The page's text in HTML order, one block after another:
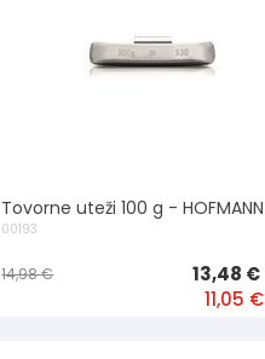
Tovorne uteži 100 g - HOFMANN
00193
14,98 €
13,48 €
11,05 €